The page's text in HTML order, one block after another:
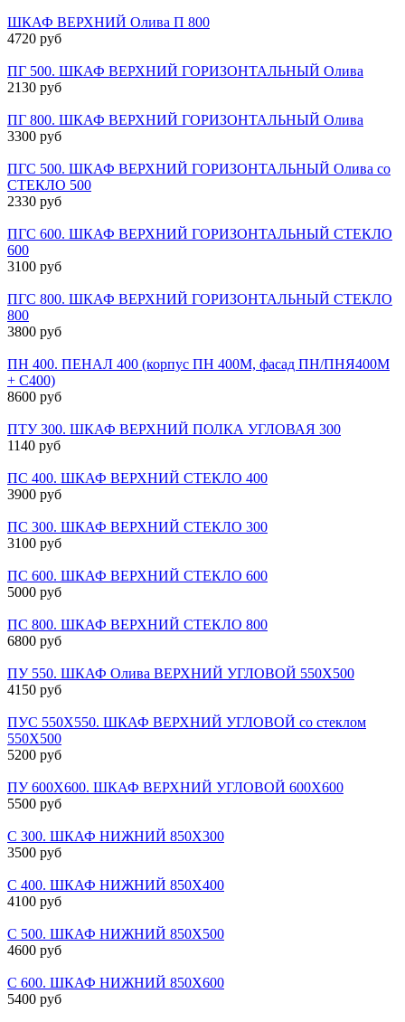
ШКАФ ВЕРХНИЙ Олива П 800
4720 руб
ПГ 500. ШКАФ ВЕРХНИЙ ГОРИЗОНТАЛЬНЫЙ Олива
2130 руб
ПГ 800. ШКАФ ВЕРХНИЙ ГОРИЗОНТАЛЬНЫЙ Олива
3300 руб
ПГС 500. ШКАФ ВЕРХНИЙ ГОРИЗОНТАЛЬНЫЙ Олива со
СТЕКЛО 500
2330 руб
ПГС 600. ШКАФ ВЕРХНИЙ ГОРИЗОНТАЛЬНЫЙ СТЕКЛО
600
3100 руб
ПГС 800. ШКАФ ВЕРХНИЙ ГОРИЗОНТАЛЬНЫЙ СТЕКЛО
800
3800 руб
ПН 400. ПЕНАЛ 400 (корпус ПН 400М, фасад ПН/ПНЯ400М
+ С400)
8600 руб
ПТУ 300. ШКАФ ВЕРХНИЙ ПОЛКА УГЛОВАЯ 300
1140 руб
ПС 400. ШКАФ ВЕРХНИЙ СТЕКЛО 400
3900 руб
ПС 300. ШКАФ ВЕРХНИЙ СТЕКЛО 300
3100 руб
ПС 600. ШКАФ ВЕРХНИЙ СТЕКЛО 600
5000 руб
ПС 800. ШКАФ ВЕРХНИЙ СТЕКЛО 800
6800 руб
ПУ 550. ШКАФ Олива ВЕРХНИЙ УГЛОВОЙ 550Х500
4150 руб
ПУС 550Х550. ШКАФ ВЕРХНИЙ УГЛОВОЙ со стеклом
550Х500
5200 руб
ПУ 600Х600. ШКАФ ВЕРХНИЙ УГЛОВОЙ 600Х600
5500 руб
С 300. ШКАФ НИЖНИЙ 850Х300
3500 руб
С 400. ШКАФ НИЖНИЙ 850Х400
4100 руб
С 500. ШКАФ НИЖНИЙ 850Х500
4600 руб
С 600. ШКАФ НИЖНИЙ 850Х600
5400 руб